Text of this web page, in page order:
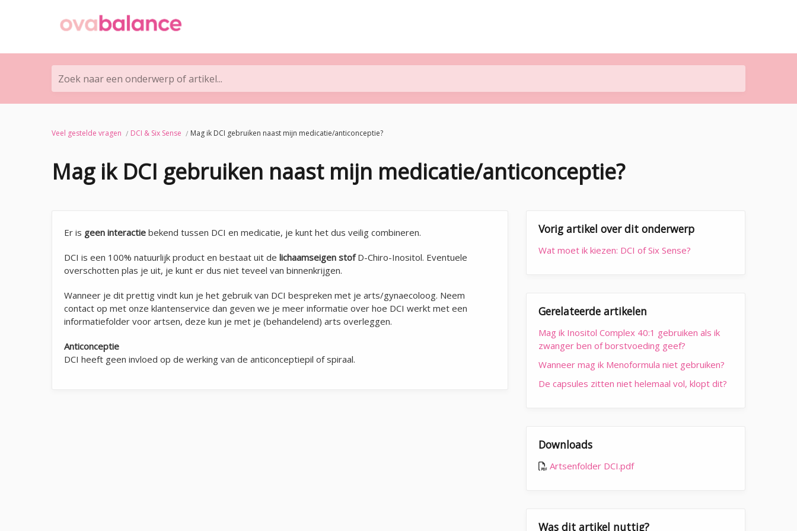
Zoek naar een onderwerp of artikel...
Veel gestelde vragen DCI & Six Sense Mag ik DCI gebruiken naast mijn medicatie/anticonceptie?
Mag ik DCI gebruiken naast mijn medicatie/anticonceptie?
Er is geen interactie bekend tussen DCI en medicatie, je kunt het dus veilig combineren.
DCI is een 100% natuurlijk product en bestaat uit de lichaamseigen stofD-Chiro-Inositol. Eventuele
overschotten plas je uit, je kunt er dus niet teveel van binnenkrijgen.
Wanneer je dit prettig vindt kun je het gebruik van DCI bespreken met je arts/gynaecoloog. Neem
contact op met onze klantenservice dan geven we je meer informatie over hoe DCI werkt met een
informatiefolder voor artsen, deze kun je met je (behandelend) arts overleggen.
Anticonceptie
DCI heeft geen invloed op de werking van de anticonceptiepil of spiraal.
Vorig artikel over dit onderwerp
Wat moet ik kiezen: DCI of Six Sense?
Gerelateerde artikelen
Mag ik Inositol Complex 40:1 gebruiken als ik
zwanger ben of borstvoeding geef?
Wanneer mag ik Menoformula niet gebruiken?
De capsules zitten niet helemaal vol, klopt dit?
Downloads
Artsenfolder DCI.pdf
Was dit artikel nuttig?